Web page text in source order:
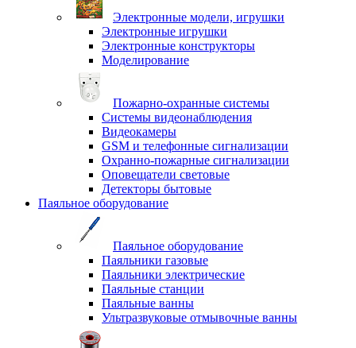
Электронные модели, игрушки
Электронные игрушки
Электронные конструкторы
Моделирование
Пожарно-охранные системы
Системы видеонаблюдения
Видеокамеры
GSM и телефонные сигнализации
Охранно-пожарные сигнализации
Оповещатели световые
Детекторы бытовые
Паяльное оборудование
Паяльное оборудование
Паяльники газовые
Паяльники электрические
Паяльные станции
Паяльные ванны
Ультразвуковые отмывочные ванны